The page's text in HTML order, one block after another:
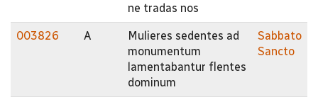
ne tradas nos
003826 A
Mulieres sedentes ad
monumentum
lamentabantur flentes
dominum
Sabbato
Sancto